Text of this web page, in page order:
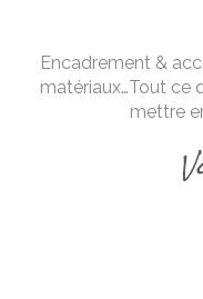
Encadrement &
matériaux…Tout ce
mettre